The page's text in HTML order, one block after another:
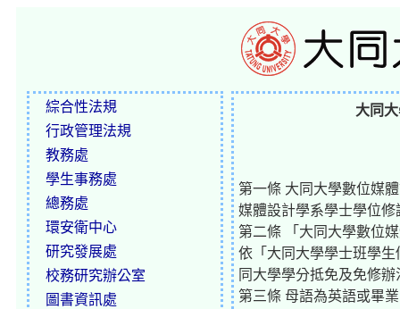
綜合性法規
行政管理法規
教務處
學生事務處
總務處
環安衛中心
研究發展處
校務研究辦公室
圖書資訊處
大同
第一條 大同大學數位媒
媒體設計學系學士學位
第二條 「大同大學數位
依「大同大學學士班學
同大學學分抵免及免修
第三條 母語為英語或畢